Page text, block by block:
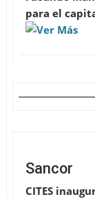
para el
Sancor
CITES